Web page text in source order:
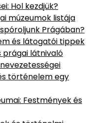
Hol kezdjük?
múzeumok listája
Prágában?
és látogatói tippek
prágai látnivaló
történelem egy
Festmények és